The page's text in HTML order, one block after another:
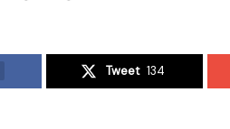
Tweet 134